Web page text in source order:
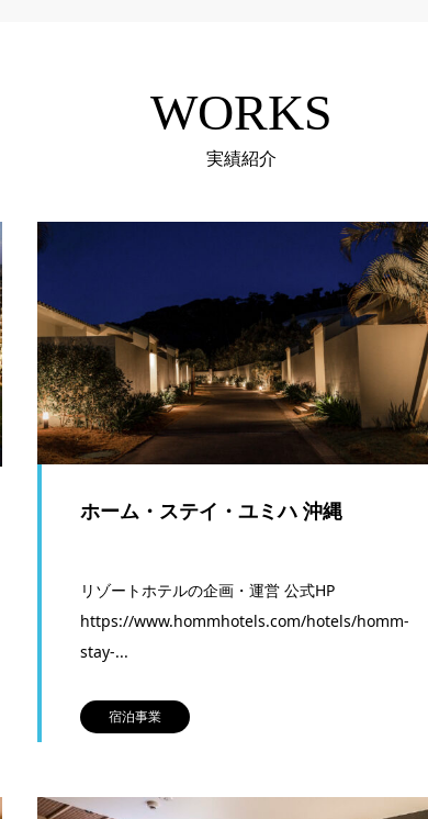
WORKS
実績紹介
ホーム・ステイ・ユミハ 沖縄
リゾートホテルの企画・運営 公式HP
https://www.hommhotels.com/hotels/homm-
stay-...
宿泊事業